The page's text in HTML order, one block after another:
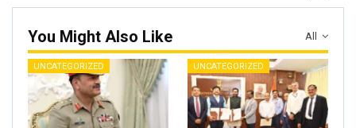
All
You Might Also Like
UNCATEGORIZED UNCATEGORIZED